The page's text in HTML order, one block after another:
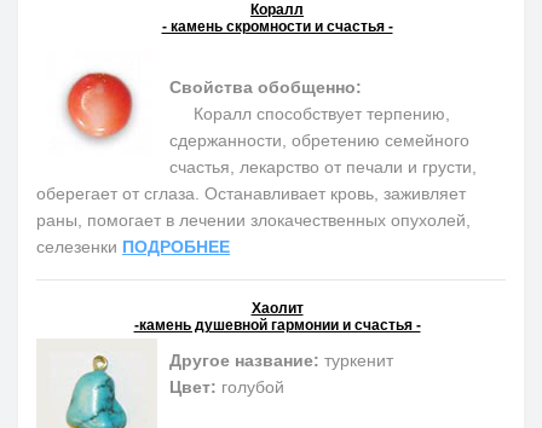
Коралл
- камень скромности и счастья -
Свойства обобщенно:
Коралл способствует терпению,
сдержанности, обретению семейного
счастья, лекарство от печали и грусти,
оберегает от сглаза. Останавливает кровь, заживляет
раны, помогает в лечении злокачественных опухолей,
селезенки ПОДРОБНЕЕ
Хаолит
-камень душевной гармонии и счастья -
Другое название: туркенит
Цвет: голубой